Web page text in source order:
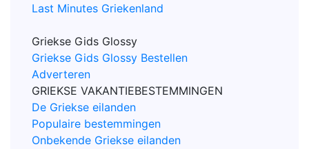
Last Minutes Griekenland
Griekse Gids Glossy
Griekse Gids Glossy Bestellen
Adverteren
GRIEKSE VAKANTIEBESTEMMINGEN
De Griekse eilanden
Populaire bestemmingen
Onbekende Griekse eilanden